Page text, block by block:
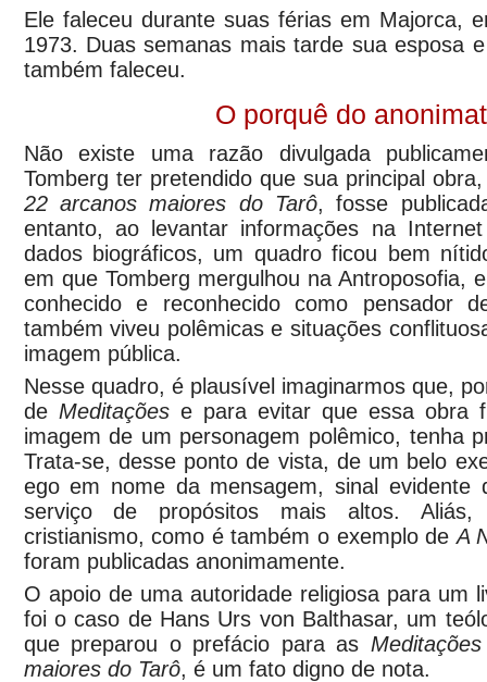
Ele faleceu durante suas férias em Majorca,
1973. Duas semanas mais tarde sua esposa
também faleceu.
O porquê do
Não existe uma razão divulgada
Tomberg ter pretendido que sua principal
22 arcanos maiores do Tarô, fosse
entanto, ao levantar informações na
dados biográficos, um quadro ficou bem
em que Tomberg mergulhou na Antroposofia,
conhecido e reconhecido como pensador
também viveu polêmicas e situações
imagem pública.
Nesse quadro, é plausível imaginarmos que,
de Meditaçõese para evitar que essa obra
imagem de um personagem polêmico, tenha
Trata-se, desse ponto de vista, de um belo
ego em nome da mensagem, sinal evidente
serviço de propósitos mais altos.
cristianismo, como é também o exemplo deA
foram publicadas anonimamente.
O apoio de uma autoridade religiosa para um
foi o caso de Hans Urs von Balthasar, um
que preparou o prefácio para as
maiores do Tarô, é um fato digno de nota.